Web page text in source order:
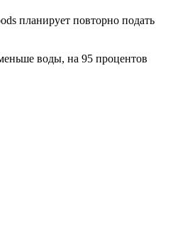
планирует повторно подать
воды, на 95 процентов